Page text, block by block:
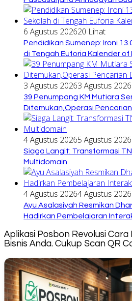
6 Agustus 202620 Lihat
Pendidikan Sumenep: Ironi
di Tengah Euforia Kalender of
3 Agustus 20263 Agustus 2026
39 Penumpang KM Mutiara
Ditemukan,Operasi
4 Agustus 20265 Agustus 2026
Siaga Langit: Transformasi
Multidomain
4 Agustus 20264 Agustus 2026
Ayu Asalasiyah Resmikan
Hadirkan Pembelajaran
Aplikasi Posbon Revolusi Cara
Bisnis Anda. Cukup Scan QR